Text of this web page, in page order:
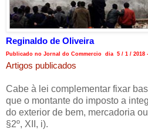
Reginaldo de Oliveira
Publicado no Jornal do Commercio dia 5 / 1 / 2018
Artigos publicados
Cabe à lei complementar fixar
que o montante do imposto a
do exterior de bem, mercadoria
§2º, XII, i).